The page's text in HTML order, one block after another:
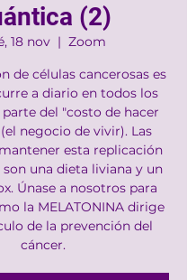
(2)
18 nov
  |
Zoom
de células cancerosas es
a diario en todos los
parte del "costo de hacer
negocio de vivir). Las
esta replicación
una dieta liviana y un
Únase a nosotros para
la MELATONINA dirige
de la prevención del
cáncer.